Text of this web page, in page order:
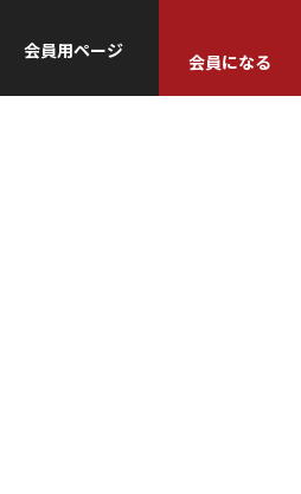
会員用ページ
会員になる